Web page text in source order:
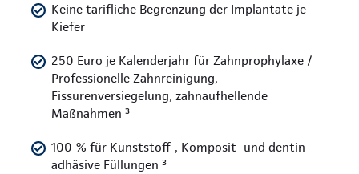
Keine tarifliche Begrenzung der Implantate je
Kiefer
250 Euro je Kalenderjahr für Zahnprophylaxe /
Professionelle Zahnreinigung,
Fissurenversiegelung, zahnaufhellende
Maßnahmen ³
100 % für Kunststoff-, Komposit- und dentin-
adhäsive Füllungen ³